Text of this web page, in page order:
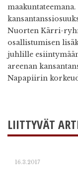
Nuorten Kärri-
osallistumisen
juhlille
areenan
Napapiirin
LIITTYVÄT
16.3.2017